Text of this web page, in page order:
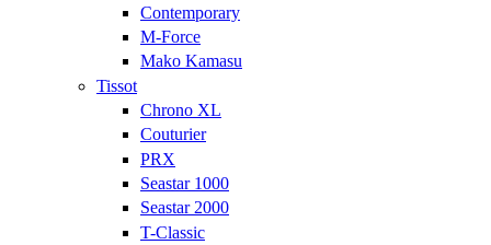
Contemporary
M-Force
Mako Kamasu
Tissot
Chrono XL
Couturier
PRX
Seastar 1000
Seastar 2000
T-Classic